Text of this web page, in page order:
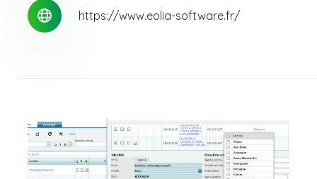
https://www.eolia-software.fr/